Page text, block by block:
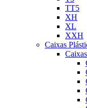
TT5
XH
XL
XXH
Caixas